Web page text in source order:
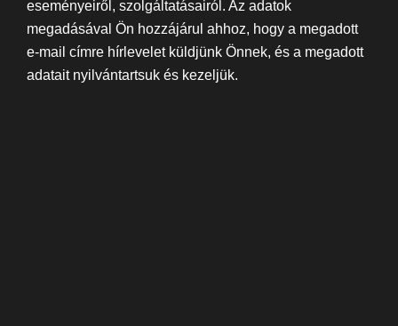
eseményeiről, szolgáltatásairól. Az adatok
megadásával Ön hozzájárul ahhoz, hogy a megadott
e-mail címre hírlevelet küldjünk Önnek, és a megadott
adatait nyilvántartsuk és kezeljük.